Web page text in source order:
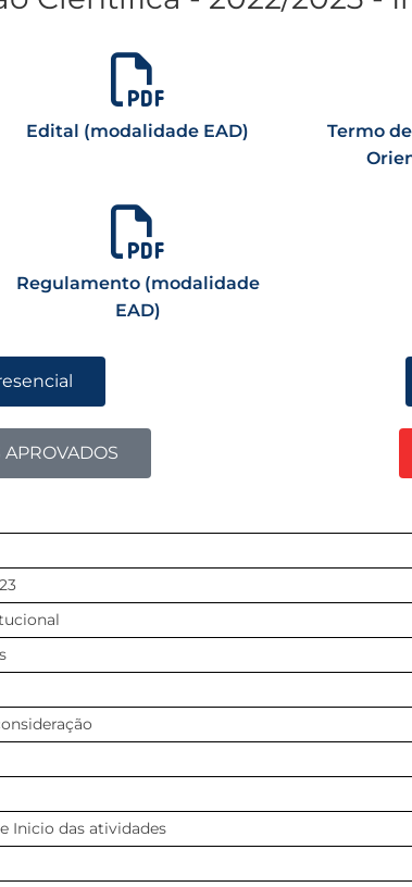
Edital (modalidade EAD)
Termo
Regulamento (modalidade
EAD)
APROVADOS
Inicio das atividades